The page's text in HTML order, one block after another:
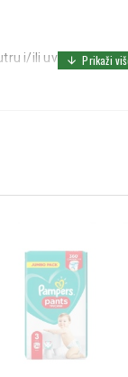
i/ili uveče.